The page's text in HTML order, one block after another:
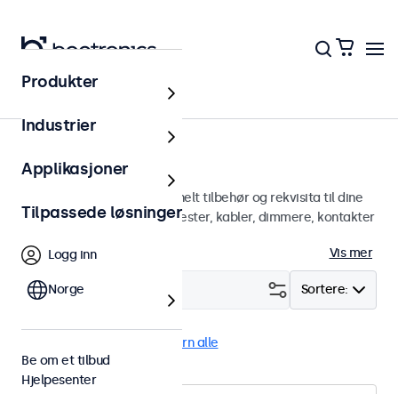
Hjem
Tilbehør
Et bredt utvalg av profesjonelt tilbehør og rekvisita til dine
Beetronics-skjermer. Veggfester, kabler, dimmere, kontakter
Vis mer
Sortere:
Filter (0)
Fjern alle
Produkter
Industrier
Applikasjoner
Tilpassede løsninger
Logg inn
Norge
Be om et tilbud
Hjelpesenter